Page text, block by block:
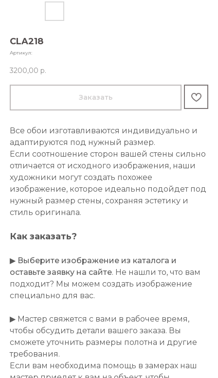
CLA218
Артикул:
3200,00 р.
Заказать
Все обои изготавливаются индивидуально и
адаптируются под нужный размер.
Если соотношение сторон вашей стены сильно
отличается от исходного изображения, наши
художники могут создать похожее
изображение, которое идеально подойдет под
нужный размер стены, сохраняя эстетику и
стиль оригинала.
Как заказать?
▶ Выберите изображение из каталога и
оставьте заявку на сайте. Не нашли то, что вам
подходит? Мы можем создать изображение
специально для вас.
▶ Мастер свяжется с вами в рабочее время,
чтобы обсудить детали вашего заказа. Вы
сможете уточнить размеры полотна и другие
требования.
Если вам необходима помощь в замерах наш